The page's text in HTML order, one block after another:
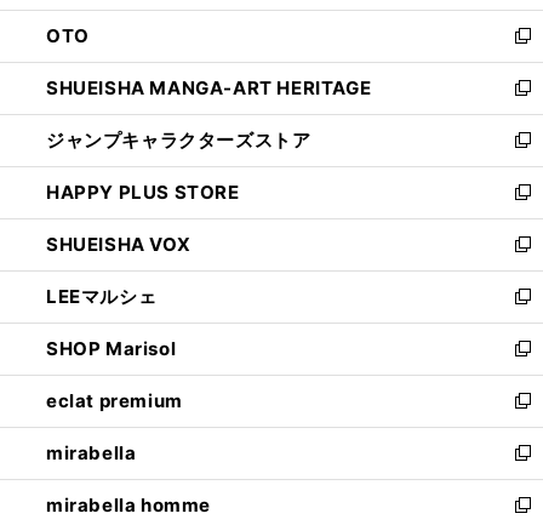
ウ
で
開
く
ン
ド
ウ
で
開
く
OTO
新
し
い
ウ
ィ
ン
ド
ウ
で
開
く
SHUEISHA MANGA-ART HERITAGE
新
し
い
ウ
ィ
ン
ド
ウ
で
開
く
ジャンプキャラクターズストア
新
し
い
ウ
ィ
ン
ド
ウ
で
開
く
HAPPY PLUS STORE
新
し
い
ウ
ィ
ン
ド
ウ
で
開
く
SHUEISHA VOX
新
し
い
ウ
ィ
ン
ド
ウ
で
開
く
LEEマルシェ
新
し
い
ウ
ィ
ン
ド
ウ
で
SHOP Marisol
新
し
い
ウ
ィ
ン
ド
eclat premium
新
し
い
ウ
ィ
mirabella
新
し
い
mirabella homme
新